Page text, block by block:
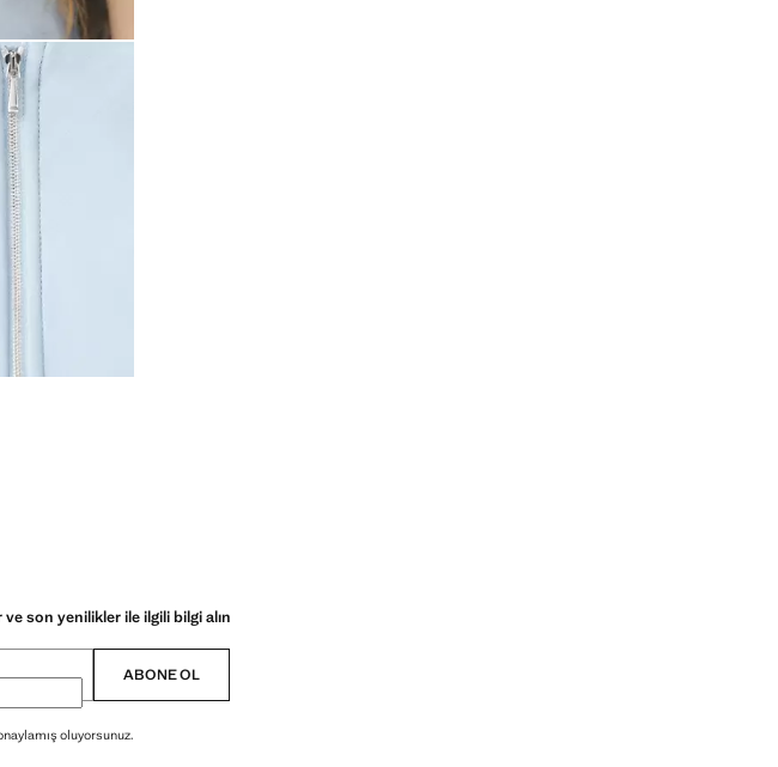
son yenilikler ile ilgili bilgi alın
ABONE OL
oluyorsunuz.